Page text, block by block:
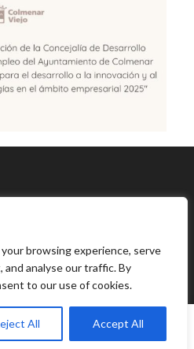
browsing experience, serve
analyse our traffic. By
to our use of cookies.
All Accept All
Elite ThemeForest Author.
SESIÓN Cart